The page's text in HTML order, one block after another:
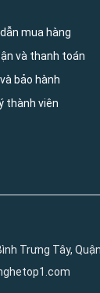
mua hàng
và thanh toán
bảo hành
thành viên
Trưng Tây,